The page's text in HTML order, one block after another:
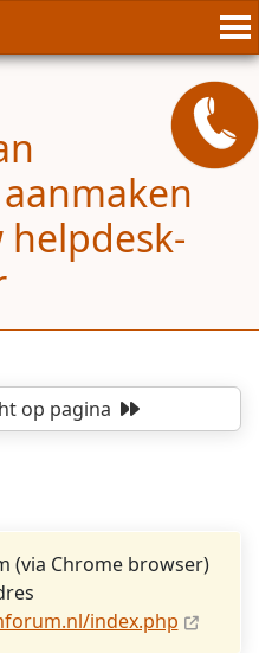
op pagina
(via Chrome browser)
index.php